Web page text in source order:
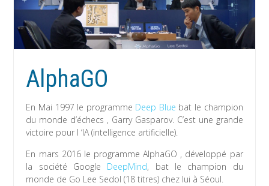
AlphaGO
En Mai 1997 le programme Deep Blue bat le champion
du monde d’échecs , Garry Gasparov. C’est une grande
victoire pour l ‘IA (intelligence artificielle).
En mars 2016 le programme AlphaGO , développé par
la société Google DeepMind, bat le champion du
monde de Go Lee Sedol (18 titres) chez lui à Séoul.